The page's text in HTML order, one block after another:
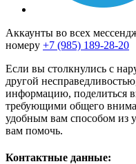
Аккаунты во всех
номеру +7 (985) 189-28-20
Если вы столкнулись с
другой
информацию, поделиться
требующими общего
удобным вам способом из
вам помочь.
Контактные данные: